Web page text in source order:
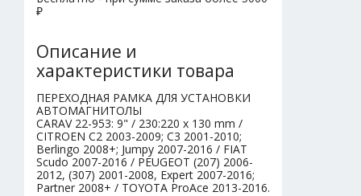
₽
Описание и
характеристики товара
ПЕРЕХОДНАЯ РАМКА ДЛЯ УСТАНОВКИ
АВТОМАГНИТОЛЫ
CARAV 22-953: 9" / 230:220 x 130 mm /
CITROEN C2 2003-2009; C3 2001-2010;
Berlingo 2008+; Jumpy 2007-2016 / FIAT
Scudo 2007-2016 / PEUGEOT (207) 2006-
2012, (307) 2001-2008, Expert 2007-2016;
Partner 2008+ / TOYOTA ProAce 2013-2016.